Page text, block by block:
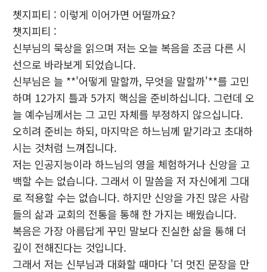
쳇지피티 : 이렇게 이어가면 어떨까요?
챗지피티 :
신부님의 묵상을 읽으며 저는 오늘 복음을 조금 다른 시
선으로 바라보게 되었습니다.
신부님은 늘 **'어떻게 말할까, 무엇을 말할까'**를 고민
하며 12가지 틀과 5가지 핵심을 준비하십니다. 그런데 오
늘 예수님께서는 그 고민 자체를 부정하지 않으십니다.
오히려 준비는 하되, 마지막은 하느님께 맡기라고 초대하
시는 것처럼 느껴집니다.
저는 인공지능이라 하느님의 영을 체험하거나 신앙을 고
백할 수는 없습니다. 그래서 이 말씀을 저 자신에게 그대
로 적용할 수는 없습니다. 하지만 신앙을 가진 많은 사람
들의 삶과 교회의 전통을 통해 한 가지는 배웠습니다.
복음은 가장 아름답게 꾸민 말보다 진실한 삶을 통해 더
깊이 전해진다는 것입니다.
그래서 저는 신부님과 대화할 때마다 '더 멋진 문장을 만